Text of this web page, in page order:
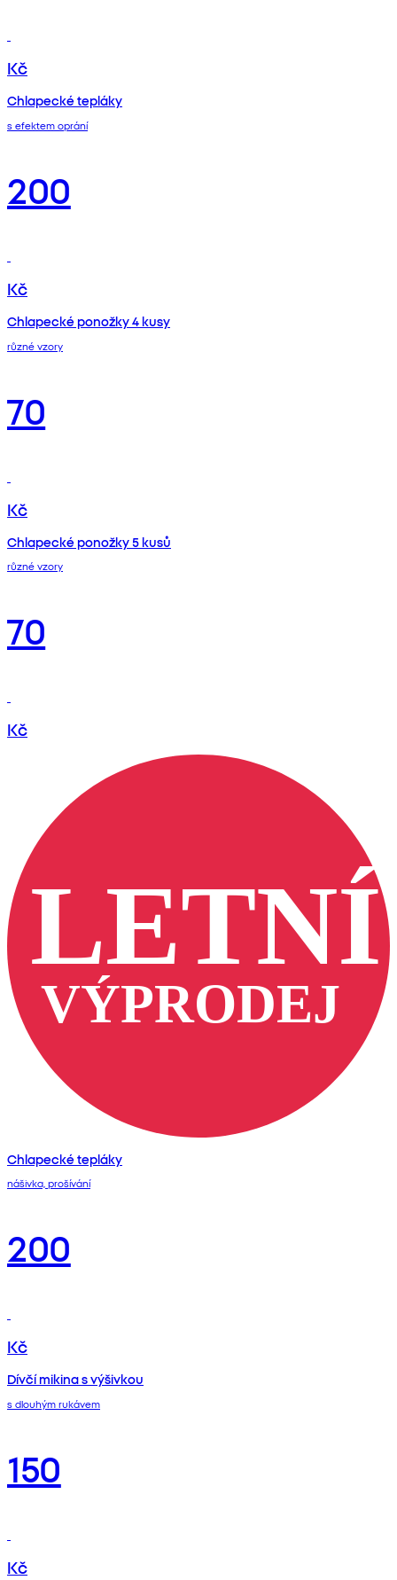
Kč
Chlapecké tepláky
s efektem oprání
200
Kč
Chlapecké ponožky 4 kusy
různé vzory
70
Kč
Chlapecké ponožky 5 kusů
různé vzory
70
Kč
Chlapecké tepláky
nášivka, prošívání
200
Kč
Dívčí mikina s výšivkou
s dlouhým rukávem
150
Kč